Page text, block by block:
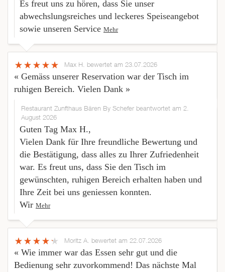
Es freut uns zu hören, dass Sie unser
abwechslungsreiches und leckeres Speiseangebot
sowie unseren Service Mehr
Max H. bewertet am 23.07.2026
« Gemäss unserer Reservation war der Tisch im
ruhigen Bereich. Vielen Dank »
Restaurant Zunfthaus Bären By Schefer beantwortet am 2.
August 2026
Guten Tag Max H.,
Vielen Dank für Ihre freundliche Bewertung und
die Bestätigung, dass alles zu Ihrer Zufriedenheit
war. Es freut uns, dass Sie den Tisch im
gewünschten, ruhigen Bereich erhalten haben und
Ihre Zeit bei uns geniessen konnten.
Wir Mehr
Moritz A. bewertet am 22.07.2026
« Wie immer war das Essen sehr gut und die
Bedienung sehr zuvorkommend! Das nächste Mal